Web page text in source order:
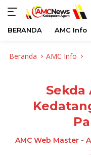
BERANDA AMC Info
Beranda AMC Info
Sekda
AMC Web Master-